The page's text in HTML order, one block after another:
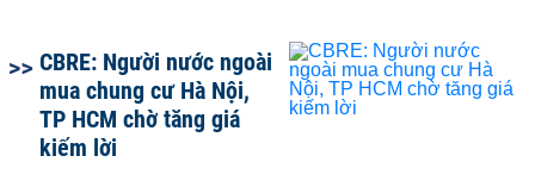
CBRE: Người nước ngoài
mua chung cư Hà Nội,
TP HCM chờ tăng giá
kiếm lời